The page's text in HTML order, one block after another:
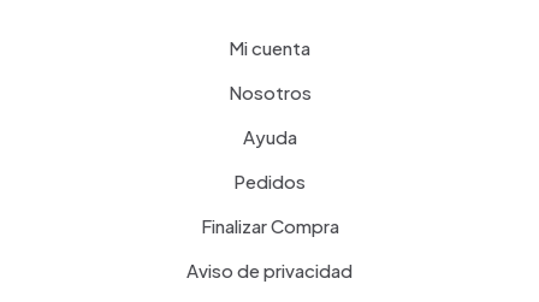
Mi cuenta
Nosotros
Ayuda
Pedidos
Finalizar Compra
Aviso de privacidad